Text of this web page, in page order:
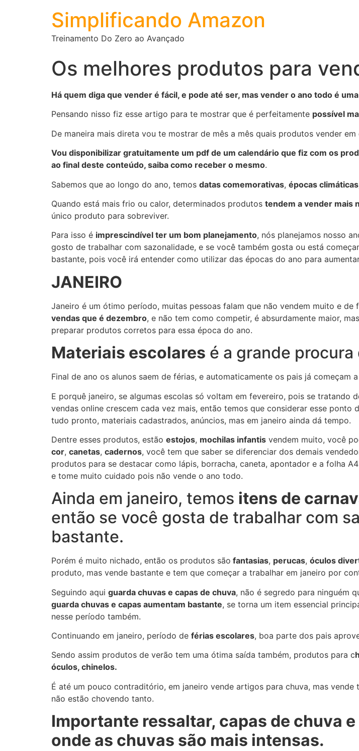
Simplificando Amazon
Treinamento Do Zero ao Avançado
Os melhores produtos para
Há quem diga que vender é fácil, e pode até ser, mas vender o ano todo é
Pensando nisso fiz esse artigo para te mostrar que é perfeitamente possível
De maneira mais direta vou te mostrar de mês a mês quais produtos vender em
Vou disponibilizar gratuitamente um pdf de um calendário que fiz com os
ao final deste conteúdo, saiba como receber o mesmo.
Sabemos que ao longo do ano, temos datas comemorativas, épocas climáticas
Quando está mais frio ou calor, determinados produtos tendem a vender mais
único produto para sobreviver.
Para isso é imprescindível ter um bom planejamento, nós planejamos nosso
gosto de trabalhar com sazonalidade, e se você também gosta ou está
bastante, pois você irá entender como utilizar das épocas do ano para
JANEIRO
Janeiro é um ótimo período, muitas pessoas falam que não vendem muito e de
vendas que é dezembro, e não tem como competir, é absurdamente maior,
preparar produtos corretos para essa época do ano.
Materiais escolares é a grande procura
Final de ano os alunos saem de férias, e automaticamente os pais já começam
E porquê janeiro, se algumas escolas só voltam em fevereiro, pois se tratando
vendas online crescem cada vez mais, então temos que considerar esse
tudo pronto, materiais cadastrados, anúncios, mas em janeiro ainda dá tempo.
Dentre esses produtos, estão estojos, mochilas infantis vendem muito, você
cor, canetas, cadernos, você tem que saber se diferenciar dos demais
produtos para se destacar como lápis, borracha, caneta, apontador e a folha
e tome muito cuidado pois não vende o ano todo.
Ainda em janeiro, temos itens de
então se você gosta de trabalhar com
bastante.
Porém é muito nichado, então os produtos são fantasias, perucas, óculos
produto, mas vende bastante e tem que começar a trabalhar em janeiro por
Seguindo aqui guarda chuvas e capas de chuva, não é segredo para ninguém
guarda chuvas e capas aumentam bastante, se torna um item essencial
nesse período também.
Continuando em janeiro, período de férias escolares, boa parte dos pais
Sendo assim produtos de verão tem uma ótima saída também, produtos para c
óculos, chinelos.
É até um pouco contraditório, em janeiro vende artigos para chuva, mas
não estão chovendo tanto.
Importante ressaltar, capas de chuva
onde as chuvas são mais intensas.